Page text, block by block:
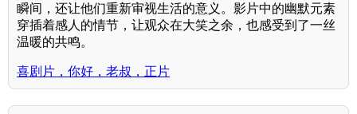
瞬间，还让他们重新审视生活的意义。影片中的幽默元素
穿插着感人的情节，让观众在大笑之余，也感受到了一丝
温暖的共鸣。
喜剧片，你好，老叔，正片